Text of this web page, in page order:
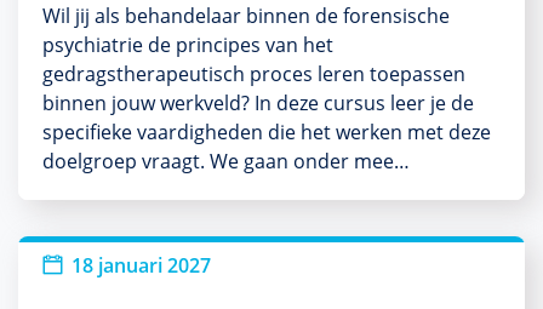
Wil jij als behandelaar binnen de forensische
psychiatrie de principes van het
gedragstherapeutisch proces leren toepassen
binnen jouw werkveld? In deze cursus leer je de
specifieke vaardigheden die het werken met deze
doelgroep vraagt. We gaan onder mee…
18 januari 2027